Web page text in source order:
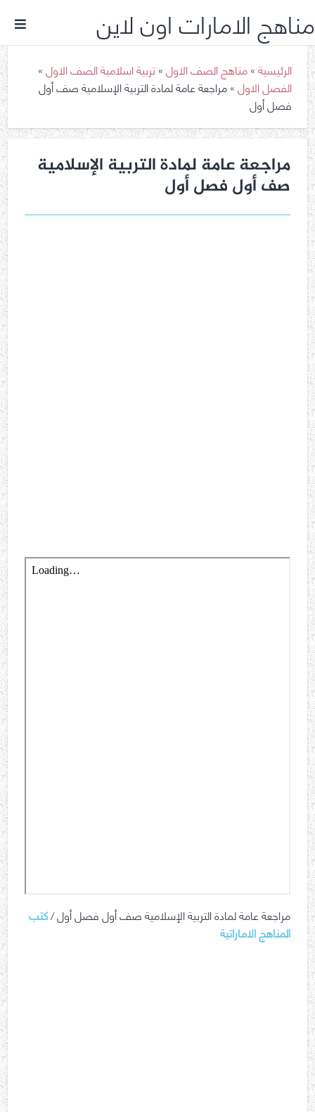
مناهج الامارات اون لاين
الرئيسية»مناهج الصف الاول»تربية اسلامية الصف الاول»
الفصل الاول»مراجعة عامة لمادة التربية الإسلامية صف أول
فصل أول
مراجعة عامة لمادة التربية الإسلامية
صف أول فصل أول
مراجعة عامة لمادة التربية الإسلامية صف أول فصل أول /كتب
المناهج الاماراتية